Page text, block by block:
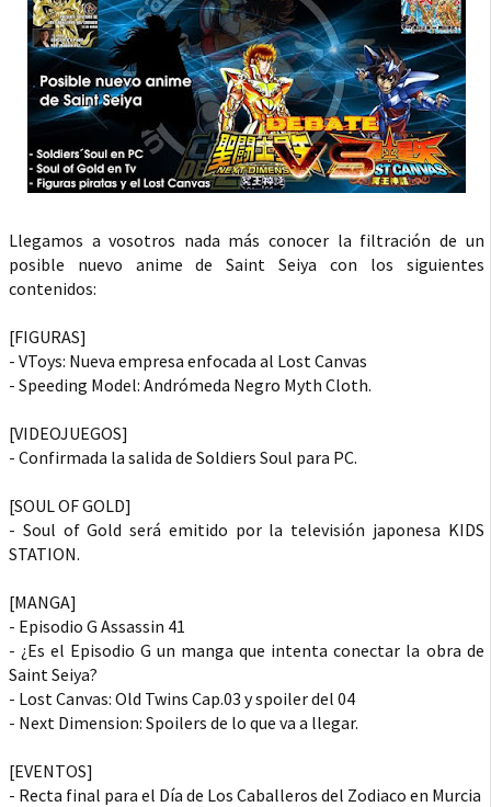
Llegamos a vosotros nada más conocer la filtración de un
posible nuevo anime de Saint Seiya con los siguientes
contenidos:
[FIGURAS]
- VToys: Nueva empresa enfocada al Lost Canvas
- Speeding Model: Andrómeda Negro Myth Cloth.
[VIDEOJUEGOS]
- Confirmada la salida de Soldiers Soul para PC.
[SOUL OF GOLD]
- Soul of Gold será emitido por la televisión japonesa KIDS
STATION.
[MANGA]
- Episodio G Assassin 41
- ¿Es el Episodio G un manga que intenta conectar la obra de
Saint Seiya?
- Lost Canvas: Old Twins Cap.03 y spoiler del 04
- Next Dimension: Spoilers de lo que va a llegar.
[EVENTOS]
- Recta final para el Día de Los Caballeros del Zodiaco en Murcia